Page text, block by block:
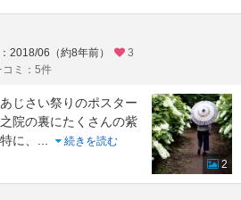
2018/06（約8年前）
3
コミ：5件
じさい祭りのポスター
院の裏にたくさんの紫
に、
続きを読む
2